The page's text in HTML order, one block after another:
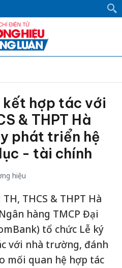
kết hợp tác với
& THPT Hà
phát triển hệ
- tài chính
hiệu
THCS & THPT Hà
hàng TMCP Đại
tổ chức Lễ ký
với nhà trường, đánh
mối quan hệ hợp tác